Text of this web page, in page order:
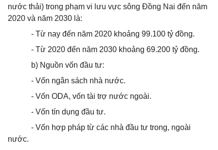
nước thải) trong phạm vi lưu vực sông Đồng Nai đến năm
2020 và năm 2030 là:
- Từ nay đến năm 2020 khoảng 99.100 tỷ đồng.
- Từ 2020 đến năm 2030 khoảng 69.200 tỷ đồng.
b) Nguồn vốn đầu tư:
- Vốn ngân sách nhà nước.
- Vốn ODA, vốn tài trợ nước ngoài.
- Vốn tín dụng đầu tư.
- Vốn hợp pháp từ các nhà đầu tư trong, ngoài
nước.